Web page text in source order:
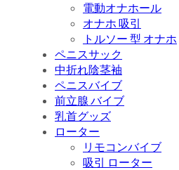
電動オナホール
オナホ 吸引
トルソー 型 オナホ
ペニスサック
中折れ陰茎袖
ペニスバイブ
前立腺 バイブ
乳首グッズ
ローター
リモコンバイブ
吸引 ローター